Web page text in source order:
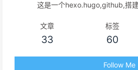
这是一个hexo.hugo,github,搭
文章
33
标签
60
Follow Me